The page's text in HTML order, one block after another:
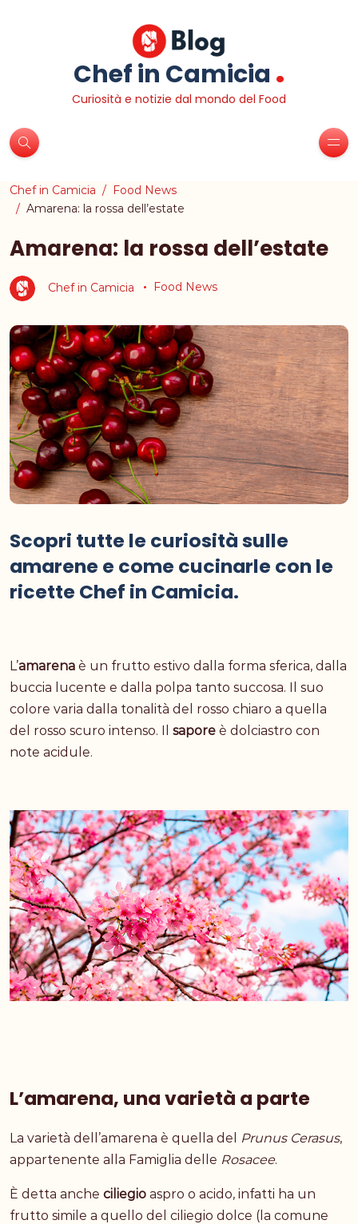
Chef in Camicia .
Curiosità e notizie dal mondo del Food
Chef in Camicia
Food News
Amarena: la rossa dell’estate
Amarena: la rossa dell’estate
Chef in Camicia Food News
Scopri tutte le curiosità sulle
amarene e come cucinarle con le
ricette Chef in Camicia.
L’amarena è un frutto estivo dalla forma sferica, dalla
buccia lucente e dalla polpa tanto succosa. Il suo
colore varia dalla tonalità del rosso chiaro a quella
del rosso scuro intenso. Il sapore è dolciastro con
note acidule.
L’amarena, una varietà a parte
La varietà dell’amarena è quella del Prunus Cerasus,
appartenente alla Famiglia delle Rosacee.
È detta anche ciliegio aspro o acido, infatti ha un
frutto simile a quello del ciliegio dolce (la comune